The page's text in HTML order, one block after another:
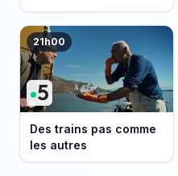
21h00
Des trains pas comme
les autres